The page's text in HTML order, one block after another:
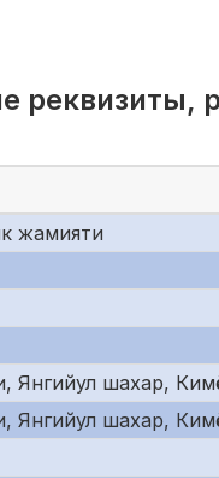
реквизиты,
жамияти
Янгийул шахар,
Янгийул шахар,